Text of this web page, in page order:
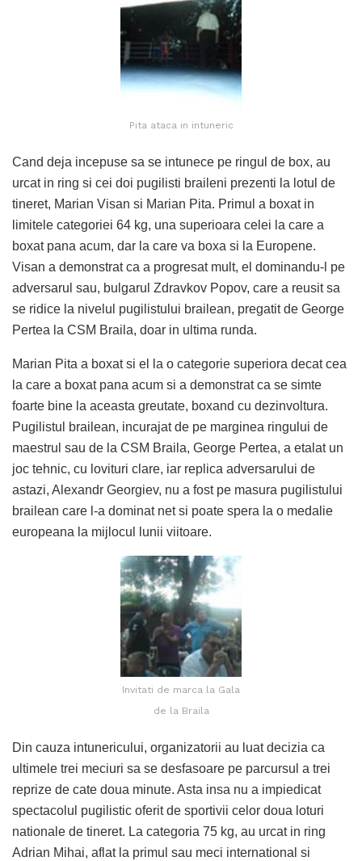
Pita ataca in intuneric
Cand deja incepuse sa se intunece pe ringul de box, au
urcat in ring si cei doi pugilisti braileni prezenti la lotul de
tineret, Marian Visan si Marian Pita. Primul a boxat in
limitele categoriei 64 kg, una superioara celei la care a
boxat pana acum, dar la care va boxa si la Europene.
Visan a demonstrat ca a progresat mult, el dominandu-l pe
adversarul sau, bulgarul Zdravkov Popov, care a reusit sa
se ridice la nivelul pugilistului brailean, pregatit de George
Pertea la CSM Braila, doar in ultima runda.
Marian Pita a boxat si el la o categorie superiora decat cea
la care a boxat pana acum si a demonstrat ca se simte
foarte bine la aceasta greutate, boxand cu dezinvoltura.
Pugilistul brailean, incurajat de pe marginea ringului de
maestrul sau de la CSM Braila, George Pertea, a etalat un
joc tehnic, cu lovituri clare, iar replica adversarului de
astazi, Alexandr Georgiev, nu a fost pe masura pugilistului
brailean care l-a dominat net si poate spera la o medalie
europeana la mijlocul lunii viitoare.
Invitati de marca la Gala
de la Braila
Din cauza intunericului, organizatorii au luat decizia ca
ultimele trei meciuri sa se desfasoare pe parcursul a trei
reprize de cate doua minute. Asta insa nu a impiedicat
spectacolul pugilistic oferit de sportivii celor doua loturi
nationale de tineret. La categoria 75 kg, au urcat in ring
Adrian Mihai, aflat la primul sau meci international si